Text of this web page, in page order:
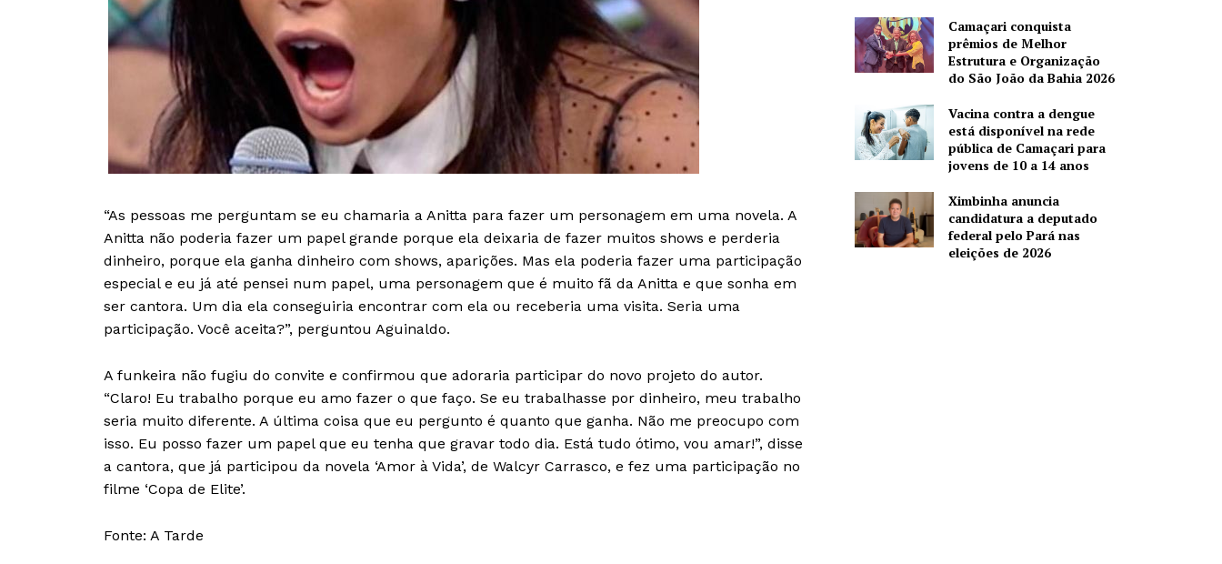
“As pessoas me perguntam se eu chamaria a Anitta para fazer um personagem em uma novela. A
Anitta não poderia fazer um papel grande porque ela deixaria de fazer muitos shows e perderia
dinheiro, porque ela ganha dinheiro com shows, aparições. Mas ela poderia fazer uma participação
especial e eu já até pensei num papel, uma personagem que é muito fã da Anitta e que sonha em
ser cantora. Um dia ela conseguiria encontrar com ela ou receberia uma visita. Seria uma
participação. Você aceita?”, perguntou Aguinaldo.
A funkeira não fugiu do convite e confirmou que adoraria participar do novo projeto do autor.
“Claro! Eu trabalho porque eu amo fazer o que faço. Se eu trabalhasse por dinheiro, meu trabalho
seria muito diferente. A última coisa que eu pergunto é quanto que ganha. Não me preocupo com
isso. Eu posso fazer um papel que eu tenha que gravar todo dia. Está tudo ótimo, vou amar!”, disse
a cantora, que já participou da novela ‘Amor à Vida’, de Walcyr Carrasco, e fez uma participação no
filme ‘Copa de Elite’.
Fonte: A Tarde
Camaçari conquista
prêmios de Melhor
Estrutura e Organização
do São João da Bahia 2026
Vacina contra a dengue
está disponível na rede
pública de Camaçari para
jovens de 10 a 14 anos
Ximbinha anuncia
candidatura a deputado
federal pelo Pará nas
eleições de 2026